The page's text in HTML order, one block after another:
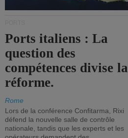
Ports italiens : La
question des
compétences divise la
réforme.
Rome
Lors de la conférence Confitarma, Rixi
défend la nouvelle salle de contrôle
nationale, tandis que les experts et les